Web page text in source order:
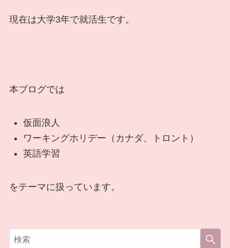
現在は大学3年で就活生です。
本ブログでは
仮面浪人
ワーキングホリデー（カナダ、トロント）
英語学習
をテーマに扱っています。